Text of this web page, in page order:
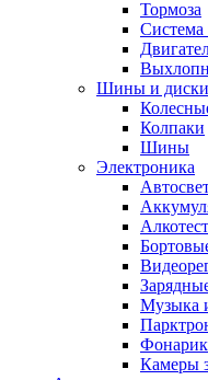
Тормоза
Система
Шины и диски
Колпаки
Шины
Электроника
Музыка
Камеры